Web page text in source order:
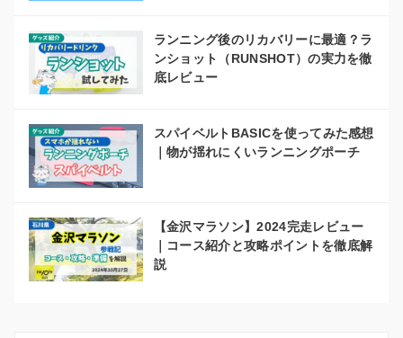
ランニング後のリカバリーに最適？ラ
ンショット（RUNSHOT）の実力を徹
底レビュー
スパイベルトBASICを使ってみた感想
｜物が揺れにくいランニングポーチ
【金沢マラソン】2024完走レビュー
｜コース紹介と攻略ポイントを徹底解
説